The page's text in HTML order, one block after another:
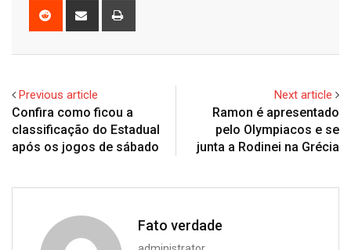
Reddit
Share
Previous article
Confira como ficou a
classificação do Estadual
após os jogos de sábado
Next article
Ramon é apresentado
pelo Olympiacos e se
junta a Rodinei na Grécia
Fato verdade